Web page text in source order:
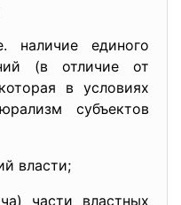
наличие единого
(в отличие от
в условиях
субъектов
власти;
части властных